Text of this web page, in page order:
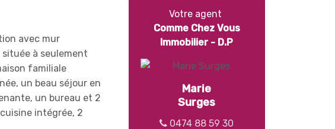
avec mur
située à seulement
familiale
un beau séjour en
un bureau et 2
intégrée, 2
Votre agent
Comme Chez Vous
Immobilier - D.P
Marie
Surges
0474 88 59 30